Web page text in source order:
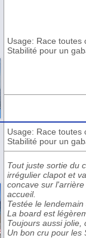
Usage: Race toutes
Stabilité pour un
Usage: Race toutes
Stabilité pour un
Tout juste sortie du
irrégulier clapot et
concave sur
accueil.
Testée le
La board est
Toujours aussi jolie,
Un bon cru pour les